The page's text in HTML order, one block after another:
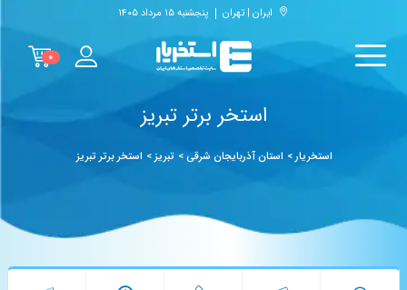
ایران | تهران پنجشنبه ۱۵ مرداد ۱۴۰۵
۰
استخر برتر تبریز
استخریار> استان آذربایجان شرقی> تبریز> استخر برتر تبریز